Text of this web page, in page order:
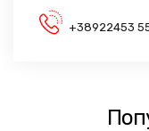
+38922453